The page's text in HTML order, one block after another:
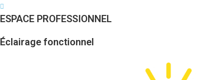
Skip
to
ESPACE PROFESSIONNEL
Éclairage fonctionnel